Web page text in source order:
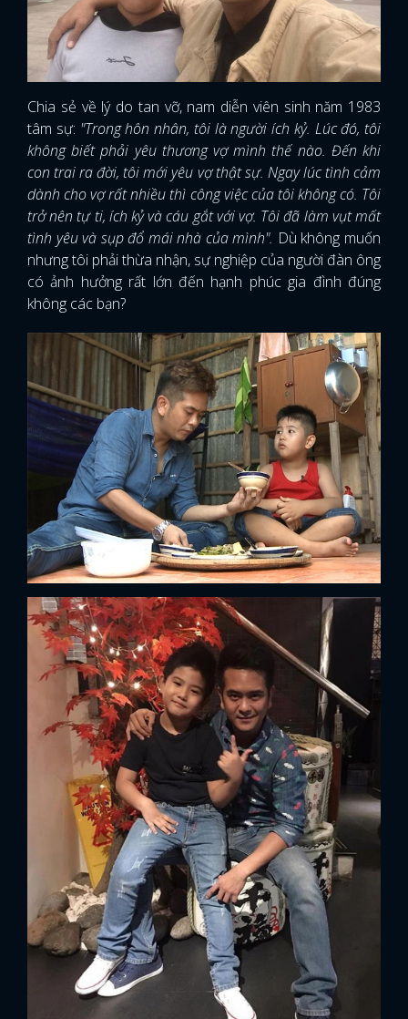
x
ĐĂNG NHẬP
Chia sẻ về lý do tan vỡ, nam diễn viên sinh năm 1983
tâm sự: "Trong hôn nhân, tôi là người ích kỷ. Lúc đó, tôi
không biết phải yêu thương vợ mình thế nào. Đến khi
con trai ra đời, tôi mới yêu vợ thật sự. Ngay lúc tình cảm
dành cho vợ rất nhiều thì công việc của tôi không có. Tôi
trở nên tự ti, ích kỷ và cáu gắt với vợ. Tôi đã làm vụt mất
tình yêu và sụp đổ mái nhà của mình". Dù không muốn
nhưng tôi phải thừa nhận, sự nghiệp của người đàn ông
có ảnh hưởng rất lớn đến hạnh phúc gia đình đúng
không các bạn?